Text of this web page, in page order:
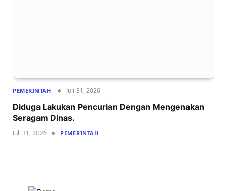
PEMERINTAH Juli 31, 2026
Diduga Lakukan Pencurian Dengan Mengenakan
Seragam Dinas.
Juli 31, 2026 PEMERINTAH